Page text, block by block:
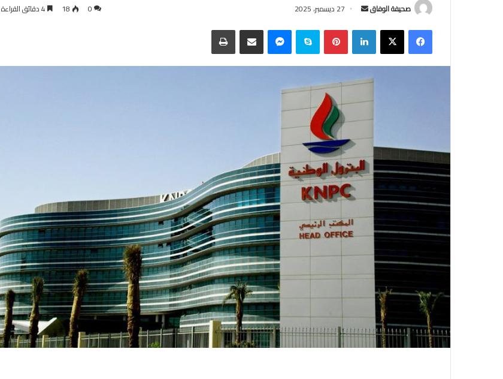
صحيفة الوفاق
أرسل
إلكترونيا
27 ديسمبر، 2025 0
18
فيسبوك‫X لينكدإن بينتيريستسكايب ماسنجر مشاركة عبر البريد الطباعة